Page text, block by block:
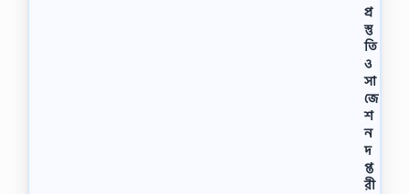
প্র
স্তু
তি
ও
সা
জে
শ
ন
দ
প্ত
রী